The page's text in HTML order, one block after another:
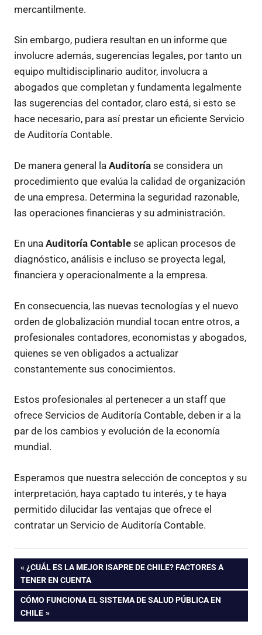
mercantilmente.
Sin embargo, pudiera resultan en un informe que
involucre además, sugerencias legales, por tanto un
equipo multidisciplinario auditor, involucra a
abogados que completan y fundamenta legalmente
las sugerencias del contador, claro está, si esto se
hace necesario, para así prestar un eficiente Servicio
de Auditoría Contable.
De manera general la Auditoría se considera un
procedimiento que evalúa la calidad de organización
de una empresa. Determina la seguridad razonable,
las operaciones financieras y su administración.
En una Auditoría Contable se aplican procesos de
diagnóstico, análisis e incluso se proyecta legal,
financiera y operacionalmente a la empresa.
En consecuencia, las nuevas tecnologías y el nuevo
orden de globalización mundial tocan entre otros, a
profesionales contadores, economistas y abogados,
quienes se ven obligados a actualizar
constantemente sus conocimientos.
Estos profesionales al pertenecer a un staff que
ofrece Servicios de Auditoría Contable, deben ir a la
par de los cambios y evolución de la economía
mundial.
Esperamos que nuestra selección de conceptos y su
interpretación, haya captado tu interés, y te haya
permitido dilucidar las ventajas que ofrece el
contratar un Servicio de Auditoría Contable.
Navegación
de
entradas
ENTRADA
ANTERIOR:
¿CUÁL ES LA MEJOR ISAPRE DE CHILE? FACTORES A
TENER EN CUENTA
ENTRADA
SIGUIENTE:
CÓMO FUNCIONA EL SISTEMA DE SALUD PÚBLICA EN
CHILE